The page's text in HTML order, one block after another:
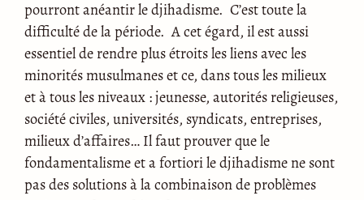
pourront anéantir le djihadisme. C’est toute la
difficulté de la période. A cet égard, il est aussi
essentiel de rendre plus étroits les liens avec les
minorités musulmanes et ce, dans tous les milieux
et à tous les niveaux : jeunesse, autorités religieuses,
société civiles, universités, syndicats, entreprises,
milieux d’affaires… Il faut prouver que le
fondamentalisme et a fortiori le djihadisme ne sont
pas des solutions à la combinaison de problèmes